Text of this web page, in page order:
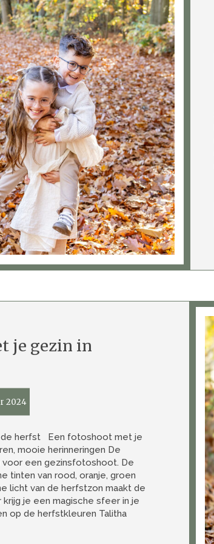
je gezin in
2024
herfst Een fotoshoot met je
mooie herinneringen De
een gezinsfotoshoot. De
tinten van rood, oranje, groen
licht van de herfstzon maakt de
je een magische sfeer in je
op de herfstkleuren Talitha